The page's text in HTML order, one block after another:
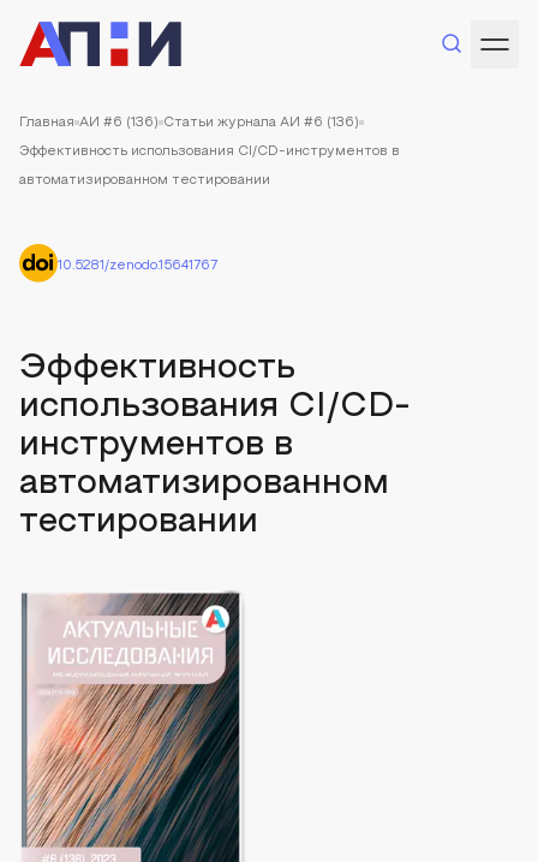
Главная АИ #6 (136) Статьи журнала АИ #6 (136)
Эффективность использования CI/CD-инструментов в
автоматизированном тестировании
10.5281/zenodo.15641767
Эффективность
использования CI/CD-
инструментов в
автоматизированном
тестировании